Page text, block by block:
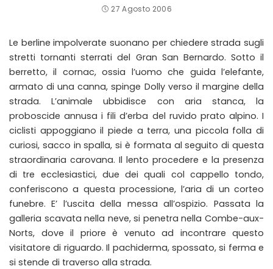
27 Agosto 2006
Le berline impolverate suonano per chiedere strada sugli
stretti tornanti sterrati del Gran San Bernardo. Sotto il
berretto, il cornac, ossia l’uomo che guida l’elefante,
armato di una canna, spinge Dolly verso il margine della
strada. L’animale ubbidisce con aria stanca, la
proboscide annusa i fili d’erba del ruvido prato alpino. I
ciclisti appoggiano il piede a terra, una piccola folla di
curiosi, sacco in spalla, si è formata al seguito di questa
straordinaria carovana. Il lento procedere e la presenza
di tre ecclesiastici, due dei quali col cappello tondo,
conferiscono a questa processione, l’aria di un corteo
funebre. E’ l’uscita della messa all’ospizio. Passata la
galleria scavata nella neve, si penetra nella Combe-aux-
Norts, dove il priore è venuto ad incontrare questo
visitatore di riguardo. Il pachiderma, spossato, si ferma e
si stende di traverso alla strada.